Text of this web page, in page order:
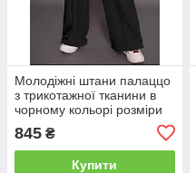
Молодіжні штани палаццо
з трикотажної тканини в
чорному кольорі розміри
845 ₴
Купити